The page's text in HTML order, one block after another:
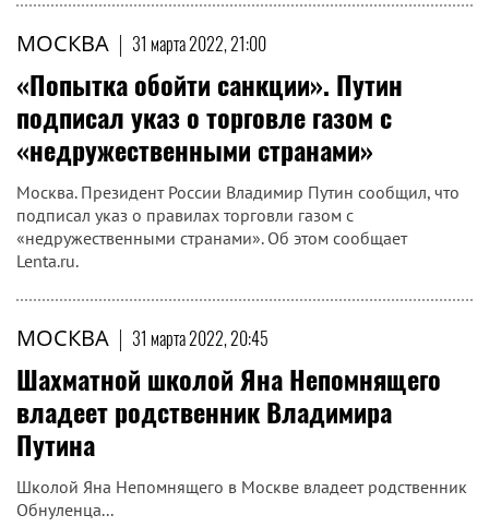
МОСКВА | 31 марта 2022, 21:00
«Попытка обойти санкции». Путин
подписал указ о торговле газом с
«недружественными странами»
Москва. Президент России Владимир Путин сообщил, что
подписал указ о правилах торговли газом с
«недружественными странами». Об этом сообщает
Lenta.ru.
МОСКВА | 31 марта 2022, 20:45
Шахматной школой Яна Непомнящего
владеет родственник Владимира
Путина
Школой Яна Непомнящего в Москве владеет родственник
Обнуленца...